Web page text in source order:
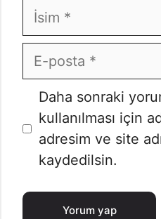
İsim
E-
posta
İnternet
sitesi
Daha sonraki
kullanılması için
adresim ve site
kaydedilsin.